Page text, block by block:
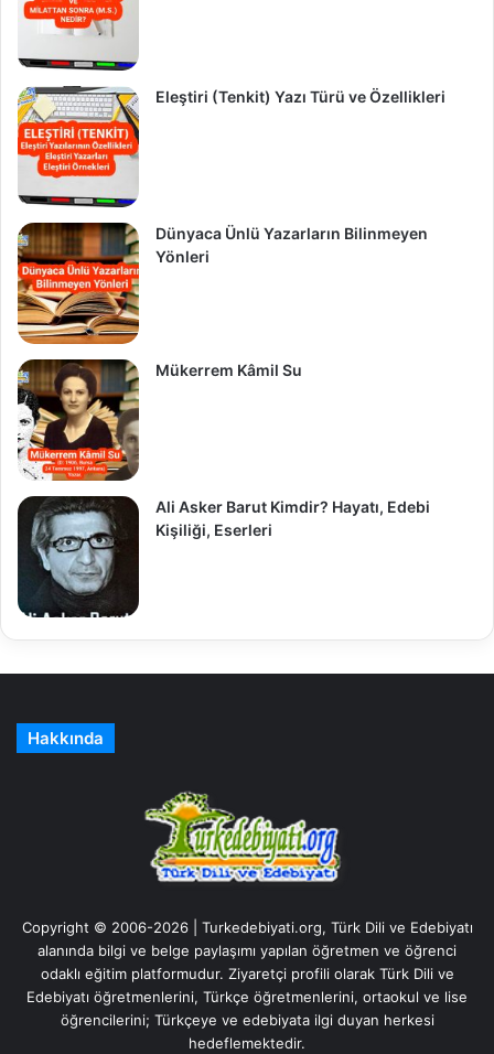
Eleştiri (Tenkit) Yazı Türü ve Özellikleri
Dünyaca Ünlü Yazarların Bilinmeyen
Yönleri
Mükerrem Kâmil Su
Ali Asker Barut Kimdir? Hayatı, Edebi
Kişiliği, Eserleri
Hakkında
Copyright © 2006-2026 | Turkedebiyati.org, Türk Dili ve Edebiyatı
alanında bilgi ve belge paylaşımı yapılan öğretmen ve öğrenci
odaklı eğitim platformudur. Ziyaretçi profili olarak Türk Dili ve
Edebiyatı öğretmenlerini, Türkçe öğretmenlerini, ortaokul ve lise
öğrencilerini; Türkçeye ve edebiyata ilgi duyan herkesi
hedeflemektedir.